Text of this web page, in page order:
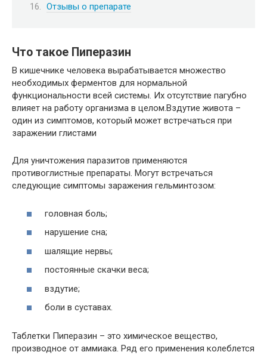
Отзывы о препарате
Что такое Пиперазин
В кишечнике человека вырабатывается множество
необходимых ферментов для нормальной
функциональности всей системы. Их отсутствие пагубно
влияет на работу организма в целом.Вздутие живота –
один из симптомов, который может встречаться при
заражении глистами
Для уничтожения паразитов применяются
противоглистные препараты. Могут встречаться
следующие симптомы заражения гельминтозом:
головная боль;
нарушение сна;
шалящие нервы;
постоянные скачки веса;
вздутие;
боли в суставах.
Таблетки Пиперазин – это химическое вещество,
производное от аммиака. Ряд его применения колеблется